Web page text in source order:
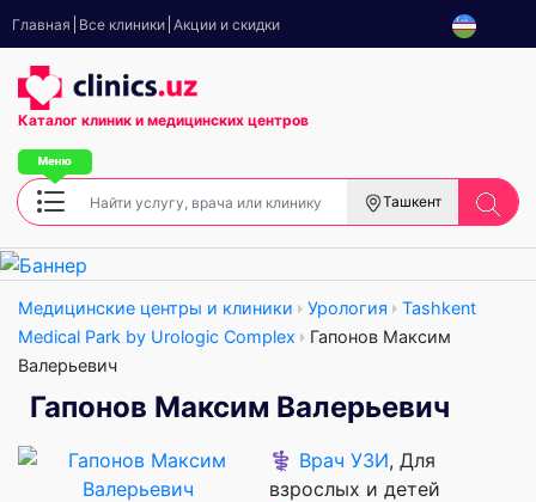
Главная Все клиники Акции и скидки
Каталог клиник и медицинских центров
Ташкент
Медицинские центры и клиники Урология
Tashkent
Medical Park by Urologic Complex
Гапонов Максим
Валерьевич
Гапонов Максим Валерьевич
⚕️ Врач УЗИ, Для
взрослых и детей